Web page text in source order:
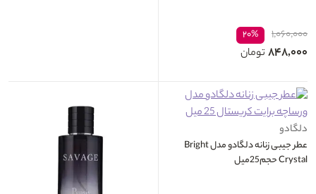
۱,۰۶۰,۰۰۰ ۲۰%
۸۴۸,۰۰۰ تومان
دلگادو
عطر جیبی زنانه دلگادو مدل Bright
Crystal حجم25میل